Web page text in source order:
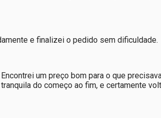
e finalizei o pedido sem dificuldade.
um preço bom para o que
do começo ao fim, e certamente